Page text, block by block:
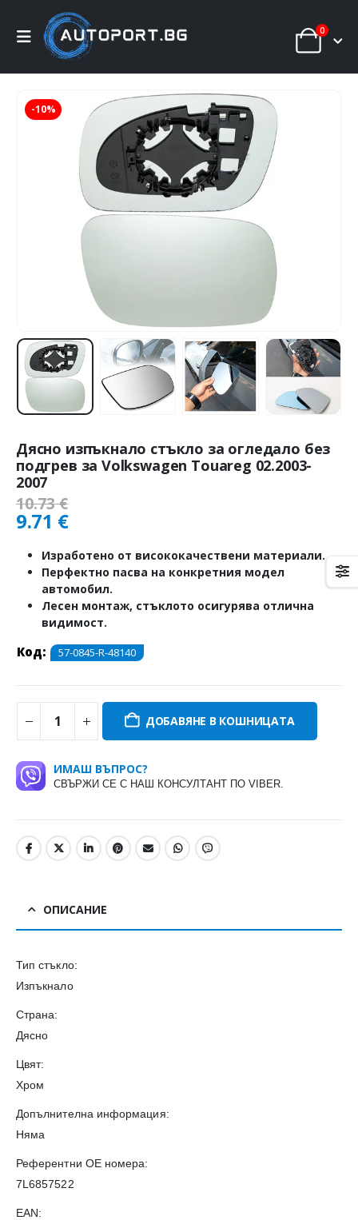
0
-10%
Дясно изпъкнало стъкло за огледало без
подгрев за Volkswagen Touareg 02.2003-
2007
10.73€
9.71 €
Изработено от висококачествени материали.
Перфектно пасва на конкретния модел
автомобил.
Лесен монтаж, стъклото осигурява отлична
видимост.
Код: 57-0845-R-48140
ДОБАВЯНЕ В КОШНИЦАТА
ИМАШ ВЪПРОС?
СВЪРЖИ СЕ С НАШ КОНСУЛТАНТ ПО VIBER.
ОПИСАНИЕ
Тип стъкло:
Изпъкнало
Страна:
Дясно
Цвят:
Хром
Допълнителна информация:
Няма
Референтни OE номера:
7L6857522
EAN: